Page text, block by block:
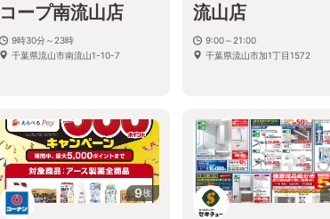
コープ南流山店
9時30分～23時
千葉県流山市南流山1-10-7
流山店
9:00～21:00
千葉県流山市加1丁目1572
9枚